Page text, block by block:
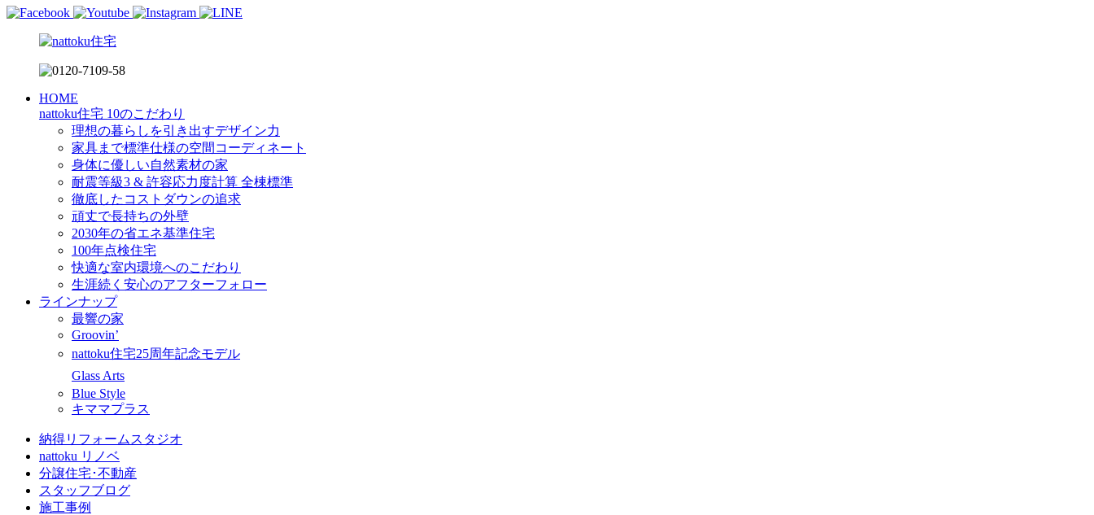
HOME
nattoku住宅 10のこだわり
理想の暮らしを引き出すデザイン力
家具まで標準仕様の空間コーディネート
身体に優しい自然素材の家
耐震等級3 & 許容応力度計算 全棟標準
徹底したコストダウンの追求
頑丈で長持ちの外壁
2030年の省エネ基準住宅
100年点検住宅
快適な室内環境へのこだわり
生涯続く安心のアフターフォロー
ラインナップ
最響の家
Groovin’
nattoku住宅25周年記念モデル
Glass Arts
Blue Style
キママプラス
納得リフォームスタジオ
nattoku リノベ
分譲住宅･不動産
スタッフブログ
施工事例